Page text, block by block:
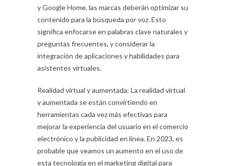
y Google Home, las marcas deberán optimizar su
contenido para la búsqueda por voz. Esto
significa enfocarse en palabras clave naturales y
preguntas frecuentes, y considerar la
integración de aplicaciones y habilidades para
asistentes virtuales.
Realidad virtual y aumentada: La realidad virtual
y aumentada se están convirtiendo en
herramientas cada vez más efectivas para
mejorar la experiencia del usuario en el comercio
electrónico y la publicidad en línea. En 2023, es
probable que veamos un aumento en el uso de
esta tecnología en el marketing digital para